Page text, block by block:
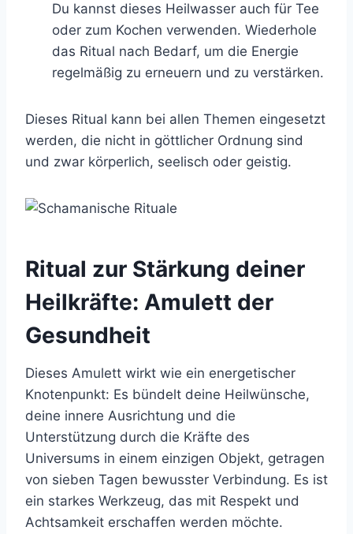
Du kannst dieses Heilwasser auch für Tee
oder zum Kochen verwenden. Wiederhole
das Ritual nach Bedarf, um die Energie
regelmäßig zu erneuern und zu verstärken.
Dieses Ritual kann bei allen Themen eingesetzt
werden, die nicht in göttlicher Ordnung sind
und zwar körperlich, seelisch oder geistig.
Ritual zur Stärkung deiner
Heilkräfte: Amulett der
Gesundheit
Dieses Amulett wirkt wie ein energetischer
Knotenpunkt: Es bündelt deine Heilwünsche,
deine innere Ausrichtung und die
Unterstützung durch die Kräfte des
Universums in einem einzigen Objekt, getragen
von sieben Tagen bewusster Verbindung. Es ist
ein starkes Werkzeug, das mit Respekt und
Achtsamkeit erschaffen werden möchte.